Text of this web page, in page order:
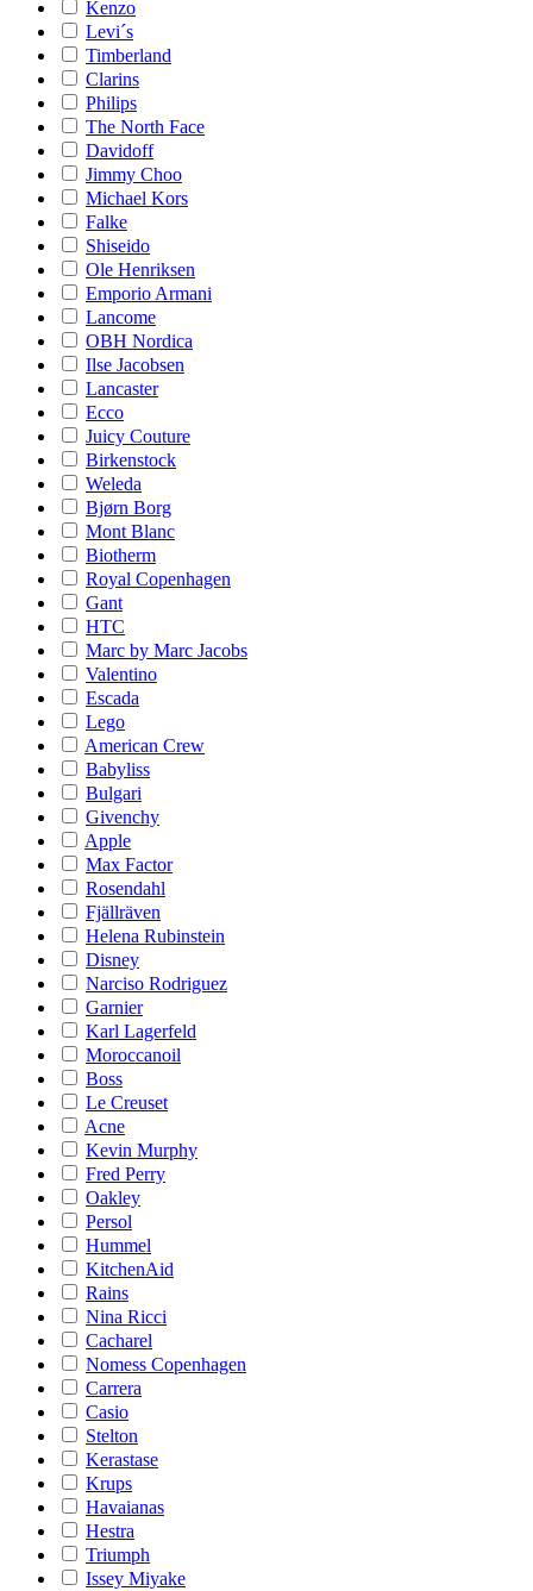
Kenzo
Levi´s
Timberland
Clarins
Philips
The North Face
Davidoff
Jimmy Choo
Michael Kors
Falke
Shiseido
Ole Henriksen
Emporio Armani
Lancome
OBH Nordica
Ilse Jacobsen
Lancaster
Ecco
Juicy Couture
Birkenstock
Weleda
Bjørn Borg
Mont Blanc
Biotherm
Royal Copenhagen
Gant
HTC
Marc by Marc Jacobs
Valentino
Escada
Lego
American Crew
Babyliss
Bulgari
Givenchy
Apple
Max Factor
Rosendahl
Fjällräven
Helena Rubinstein
Disney
Narciso Rodriguez
Garnier
Karl Lagerfeld
Moroccanoil
Boss
Le Creuset
Acne
Kevin Murphy
Fred Perry
Oakley
Persol
Hummel
KitchenAid
Rains
Nina Ricci
Cacharel
Nomess Copenhagen
Carrera
Casio
Stelton
Kerastase
Krups
Havaianas
Hestra
Triumph
Issey Miyake